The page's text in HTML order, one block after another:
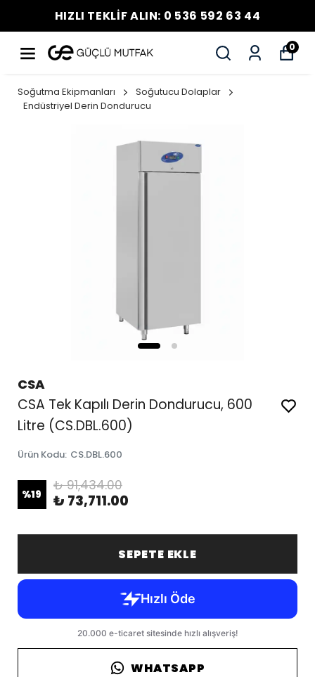
HIZLI TEKLİF ALIN: 0 536 592 63 44
0
Soğutma Ekipmanları
Soğutucu Dolaplar
Endüstriyel Derin Dondurucu
CSA
CSA Tek Kapılı Derin Dondurucu, 600
Litre (CS.DBL.600)
Ürün Kodu: CS.DBL.600
%19
₺ 91,434.00
₺ 73,711.00
SEPETE EKLE
WHATSAPP